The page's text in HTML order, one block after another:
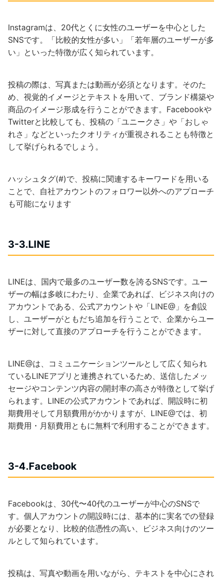
Instagramは、20代とくに女性のユーザーを中心とした
SNSです。「比較的女性が多い」「若年層のユーザーが多
い」といった特徴が広く知られています。
投稿の際は、写真または動画が必須となります。そのた
め、視覚的イメージとテキストを用いて、ブランド構築や
商品のイメージ形成を行うことができます。Facebookや
Twitterと比較しても、投稿の「ユニークさ」や「おしゃ
れさ」などといったクオリティが重視されることも特徴と
して挙げられるでしょう。
ハッシュタグ(#)で、投稿に関連するキーワードを用いる
ことで、自社アカウントのフォロワー以外へのアプローチ
も可能になります
3-3.LINE
LINEは、国内で最多のユーザー数を誇るSNSです。ユー
ザーの幅は多岐にわたり、企業であれば、ビジネス向けの
アカウントである、公式アカウントや「LINE@」を創設
し、ユーザーがともだち追加を行うことで、企業からユー
ザーに対して直接のアプローチを行うことができます。
LINE@は、コミュニケーションツールとして広く知られ
ているLINEアプリと連携されているため、送信したメッ
セージやコンテンツ内容の開封率の高さが特徴として挙げ
られます。LINEの公式アカウントであれば、開設時に初
期費用そして月額費用がかかりますが、LINE@では、初
期費用・月額費用ともに無料で利用することができます。
3-4.Facebook
Facebookは、30代〜40代のユーザーが中心のSNSで
す。個人アカウントの開設時には、基本的に実名での登録
が必要となり、比較的信憑性の高い、ビジネス向けのツー
ルとして知られています。
投稿は、写真や動画を用いながら、テキストを中心にされ